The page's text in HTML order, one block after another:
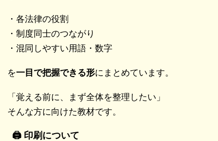
・各法律の役割
・制度同士のつながり
・混同しやすい用語・数字
を一目で把握できる形にまとめています。
「覚える前に、まず全体を整理したい」
そんな方に向けた教材です。
🖨️ 印刷について